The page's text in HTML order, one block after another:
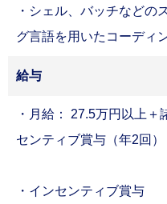
・シェル、バッチなどの
グ言語を用いたコーディ
給与
・月給： 27.5万円以上
センティブ賞与（年2回）
・インセンティブ賞与